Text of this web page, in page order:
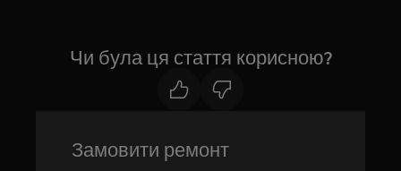
Чи була ця стаття корисною?
Замовити ремонт